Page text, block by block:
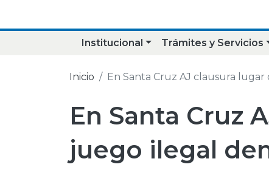
Institucional Trámites y Servicios
Inicio En Santa Cruz AJ clausura
En Santa Cruz
juego ilegal